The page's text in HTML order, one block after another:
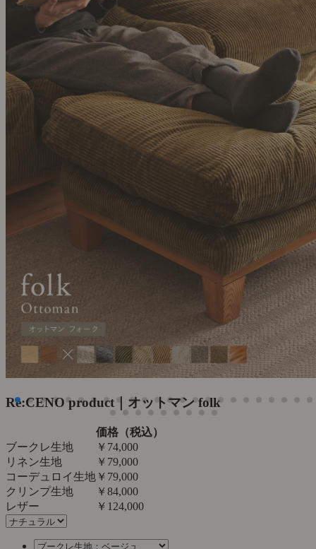
Re:CENO product｜オットマン folk
価格（税込）
ブークレ生地
￥74,000
リネン生地
￥79,000
コーデュロイ生地 ￥79,000
クリンプ生地
￥84,000
レザー
￥124,000